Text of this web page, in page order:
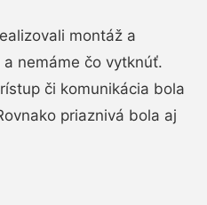
montáž a
nemáme čo vytknúť.
či komunikácia bola
priaznivá bola aj